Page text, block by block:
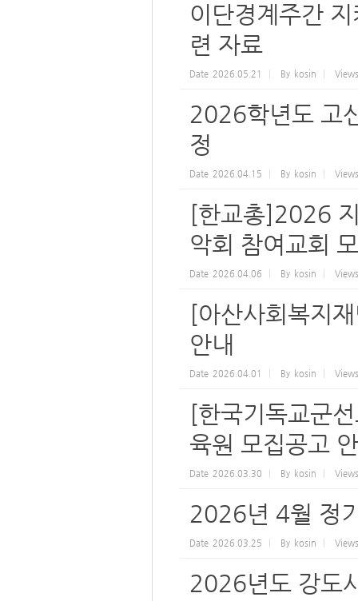
이단경계주간
련 자료
Date 2026.05.21 By kosin Views
2026학년도 고
정
Date 2026.04.15 By kosin Views
[한교총]2026
악회 참여교회
Date 2026.04.06 By kosin Views
[아산사회복지
안내
Date 2026.04.01 By kosin Views
[한국기독교군
육원 모집공고
Date 2026.03.30 By kosin Views
2026년 4월 정
Date 2026.03.25 By kosin Views
2026년도 강도